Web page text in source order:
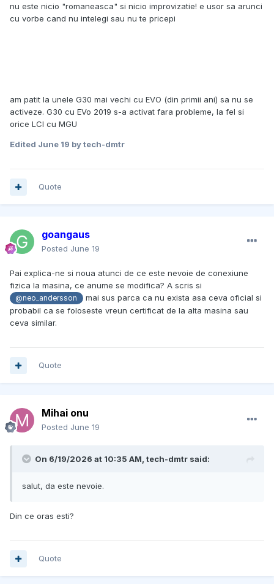
nu este nicio "romaneasca" si nicio improvizatie! e usor sa arunci
cu vorbe cand nu intelegi sau nu te pricepi
am patit la unele G30 mai vechi cu EVO (din primii ani) sa nu se
activeze. G30 cu EVo 2019 s-a activat fara probleme, la fel si
orice LCI cu MGU
Edited June 19 by tech-dmtr
Quote
goangaus
Posted June 19
Pai explica-ne si noua atunci de ce este nevoie de conexiune
fizica la masina, ce anume se modifica? A scris si
@neo_andersson
mai sus parca ca nu exista asa ceva oficial si
probabil ca se foloseste vreun certificat de la alta masina sau
ceva similar.
Quote
Mihai onu
Posted June 19
On 6/19/2026 at 10:35 AM, tech-dmtr said:
salut, da este nevoie.
Din ce oras esti?
Quote